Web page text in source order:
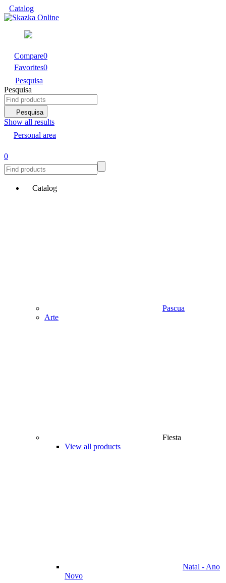
Catalog
Compare0
Favorites0
Pesquisa
Pesquisa
Pesquisa
Show all results
Personal area
0
Catalog
Pascua
Аrte
Fiesta
View all products
Natal - Ano
Novo